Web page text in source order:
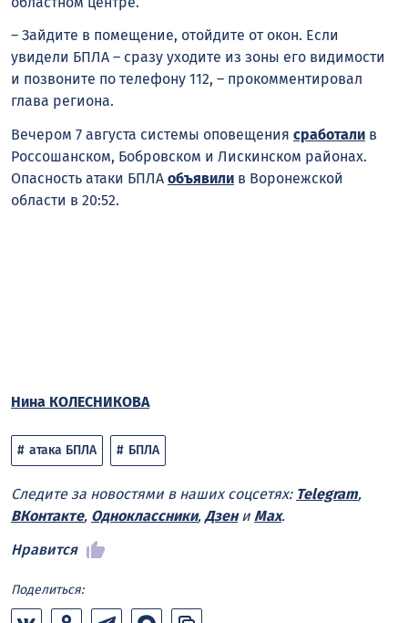
– Зайдите в помещение, отойдите от окон. Если
увидели БПЛА – сразу уходите из зоны его видимости
и позвоните по телефону 112, – прокомментировал
глава региона.
Вечером 7 августа системы оповещения сработали в
Россошанском, Бобровском и Лискинском районах.
Опасность атаки БПЛА объявили в Воронежской
области в 20:52.
Нина КОЛЕСНИКОВА
атака БПЛА БПЛА
Следите за новостями в наших соцсетях: Telegram,
ВКонтакте, Одноклассники, Дзени Max.
Нравится
Поделиться: